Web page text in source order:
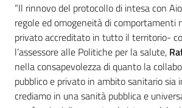
“Il rinnovo del protocollo di intesa con
regole ed omogeneità di comportamenti
privato accreditato in tutto il territorio-
l’assessore alle Politiche per la salute,
nella consapevolezza di quanto la
pubblico e privato in ambito sanitario sia
crediamo in una sanità pubblica e